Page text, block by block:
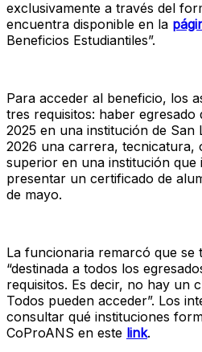
exclusivamente a través del
encuentra disponible en la
Beneficios Estudiantiles”.
Para acceder al beneficio, los
tres requisitos: haber
2025 en una institución de San
2026 una carrera, tecnicatura,
superior en una institución
presentar un certificado de
de mayo.
La funcionaria remarcó que se
“destinada a todos los
requisitos. Es decir, no hay un
Todos pueden acceder”. Los
consultar qué instituciones
CoProANS en este link.